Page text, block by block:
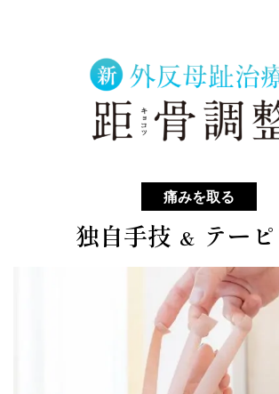
痛みを取る
独自手技 ＆ テー